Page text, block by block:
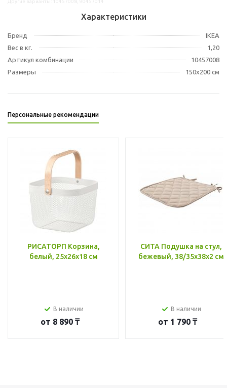
Характеристики
Бренд
IKEA
Вес в кг.
1,20
Артикул комбинации
10457008
Размеры
150x200 см
Персональные рекомендации
РИСАТОРП Корзина,
белый, 25x26x18 см
В наличии
от 8 890 ₸
СИТА Подушка на стул,
бежевый, 38/35x38x2 см
В наличии
от 1 790 ₸